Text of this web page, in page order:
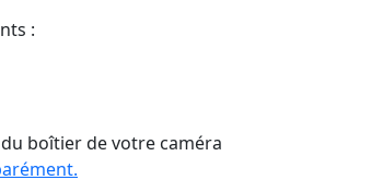
:
boîtier de votre caméra